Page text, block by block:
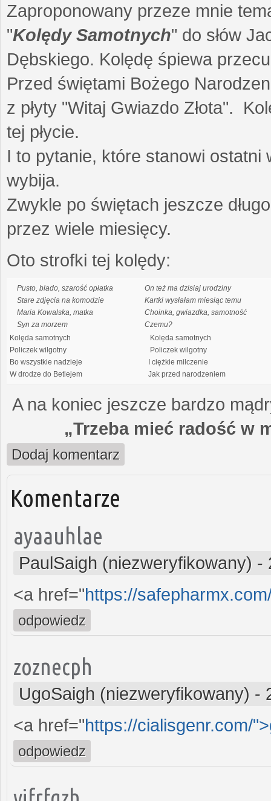
Zaproponowany przeze mnie
"Kolędy Samotnych" do słów
Dębskiego. Kolędę śpiewa
Przed świętami Bożego
z płyty "Witaj Gwiazdo Złota".
tej płycie.
I to pytanie, które stanowi
wybija.
Zwykle po świętach jeszcze
przez wiele miesięcy.
Oto strofki tej kolędy:
Pusto, blado, szarość opłatka
Stare zdjęcia na komodzie
Maria Kowalska, matka
Syn za morzem
Kolęda samotnych
Policzek wilgotny
Bo wszystkie nadzieje
W drodze do Betlejem
On też ma dzisiaj urodziny
Kartki wysłałam miesiąc temu
Choinka, gwiazdka, samotność
Czemu?
Kolęda samotnych
Policzek wilgotny
I ciężkie milczenie
Jak przed narodzeniem
A na koniec jeszcze bardzo
„Trzeba mieć radość w
Dodaj komentarz
Komentarze
ayaauhlae
PaulSaigh (niezweryfikowany) -
<a href="https://
odpowiedz
zoznecph
UgoSaigh (niezweryfikowany) -
<a href="https://cialisgenr.com/
odpowiedz